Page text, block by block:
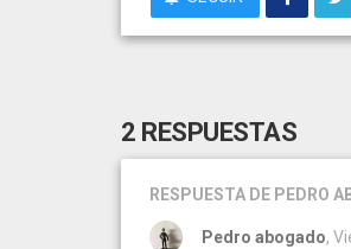
2 RESPUESTAS
RESPUESTA DE PEDRO
Pedro abogado,